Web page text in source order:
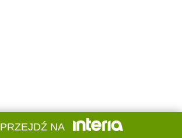
PRZEJDŹ NA